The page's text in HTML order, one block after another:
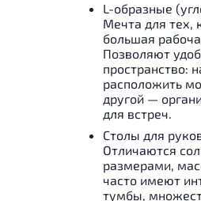
L-образные
Мечта для тех,
большая
Позволяют
пространство:
расположить
другой —
для встреч.
Столы для
Отличаются
размерами,
часто имеют
тумбы,